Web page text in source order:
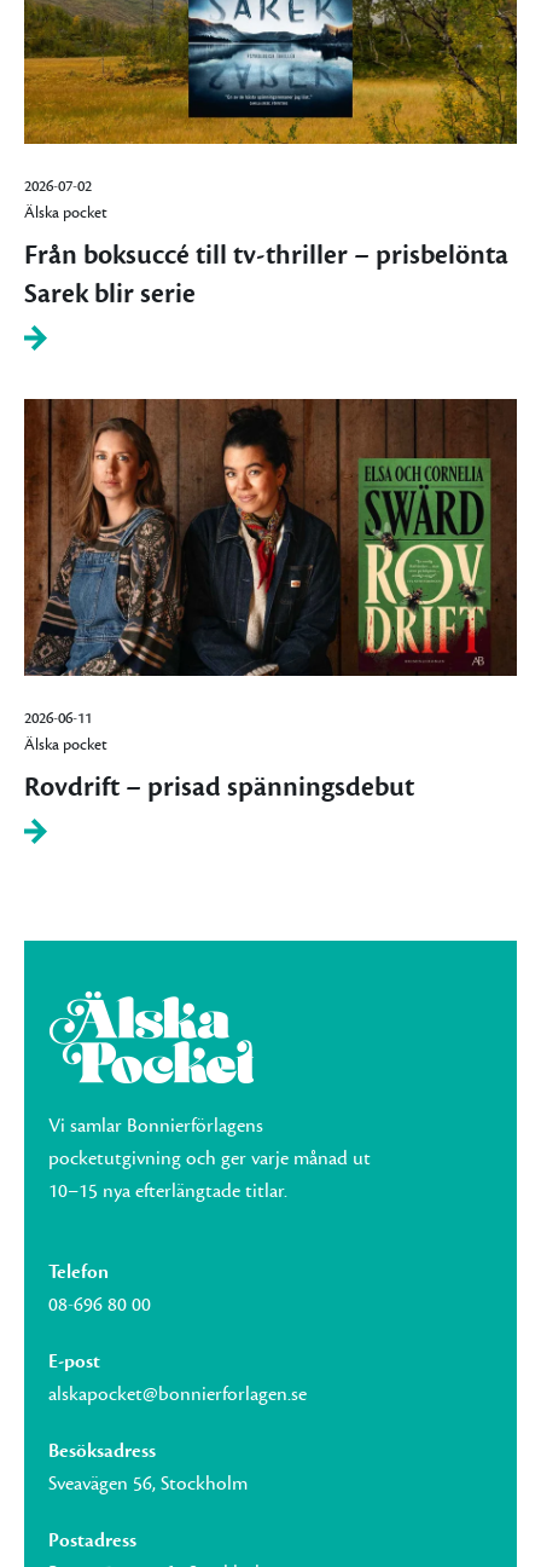
2026-07-02
Älska pocket
Från boksuccé till tv-thriller – prisbelönta
Sarek blir serie
2026-06-11
Älska pocket
Rovdrift – prisad spänningsdebut
Vi samlar Bonnierförlagens
pocketutgivning och ger varje månad ut
10–15 nya efterlängtade titlar.
Telefon
08-696 80 00
E-post
alskapocket@bonnierforlagen.se
Besöksadress
Sveavägen 56, Stockholm
Postadress